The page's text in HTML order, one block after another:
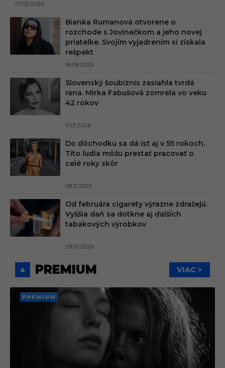
07.05.2026
Bianka Rumanová otvorene o
rozchode s Jovinečkom a jeho novej
priateľke. Svojím vyjadrením si získala
rešpekt
18.08.2025
Slovenský šoubiznis zasiahla tvrdá
rana. Mirka Fabušová zomrela vo veku
42 rokov
11.01.2026
Do dôchodku sa dá ísť aj v 55 rokoch.
Títo ľudia môžu prestať pracovať o
celé roky skôr
08.11.2025
Od februára cigarety výrazne zdražejú.
Vyššia daň sa dotkne aj ďalších
tabakových výrobkov
28.01.2026
PREMIUM VIAC >
PREMI